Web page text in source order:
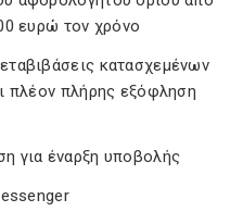
ευρώ τον χρόνο
κατασχεμένων
πλέον πλήρης εξόφληση
για έναρξη υποβολής